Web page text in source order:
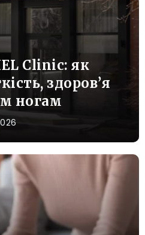
Clinic: як
здоров’я
ногам